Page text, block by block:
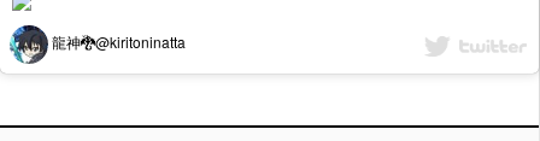
龍神🐉@kiritoninatta